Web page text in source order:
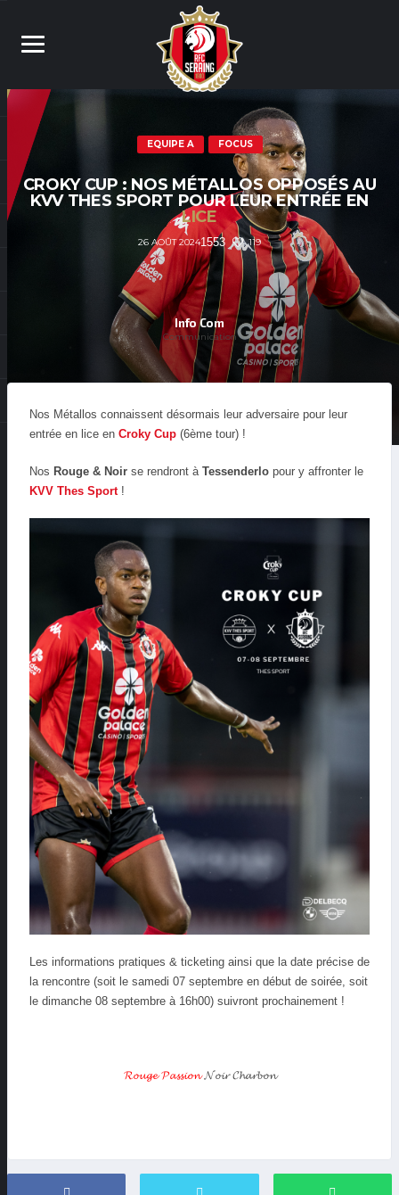
EQUIPE A FOCUS
CROKY CUP : NOS MÉTALLOS OPPOSÉS AU
KVV THES SPORT POUR LEUR ENTRÉE EN
LICE
26 AOÛT 20241553 119
Info Com
Communication
Nos Métallos connaissent désormais leur adversaire pour leur
entrée en lice en Croky Cup (6ème tour) !
Nos Rouge & Noir se rendront à Tessenderlo pour y affronter le
KVV Thes Sport !
Les informations pratiques & ticketing ainsi que la date précise de
la rencontre (soit le samedi 07 septembre en début de soirée, soit
le dimanche 08 septembre à 16h00) suivront prochainement !
𝓡𝓸𝓾𝓰𝓮 𝓟𝓪𝓼𝓼𝓲𝓸𝓷𝓝𝓸𝓲𝓻 𝓒𝓱𝓪𝓻𝓫𝓸𝓷